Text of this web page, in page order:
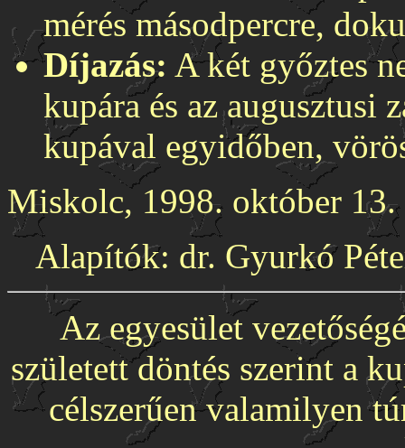
mérés másodpercre,
Díjazás: A két győztes
kupára és az augusztusi
kupával egyidőben,
Miskolc, 1998. október 13.
Alapítók: dr. Gyurkó
Az egyesület
született döntés szerint a
célszerűen valamilyen